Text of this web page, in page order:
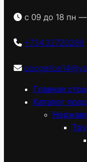
с 09 до 18 пн
+73432720289
Главная
Каталог